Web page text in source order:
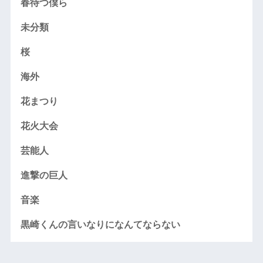
春待つ僕ら
未分類
桜
海外
花まつり
花火大会
芸能人
進撃の巨人
音楽
黒崎くんの言いなりになんてならない